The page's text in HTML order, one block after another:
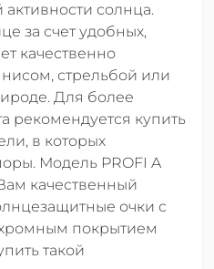
солнца.
за счет удобных,
качественно
стрельбой или
Для более
рекомендуется купить
в которых
Модель PROFI A
качественный
очки с
покрытием
такой